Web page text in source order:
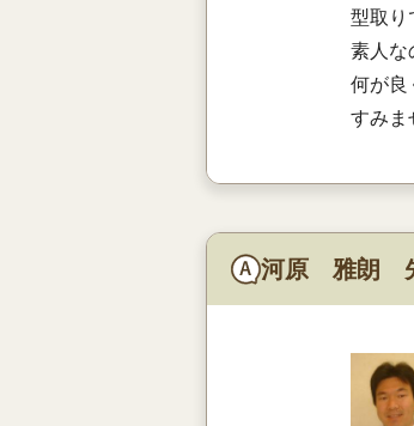
型取り
素人な
何が良
すみま
河原 雅朗